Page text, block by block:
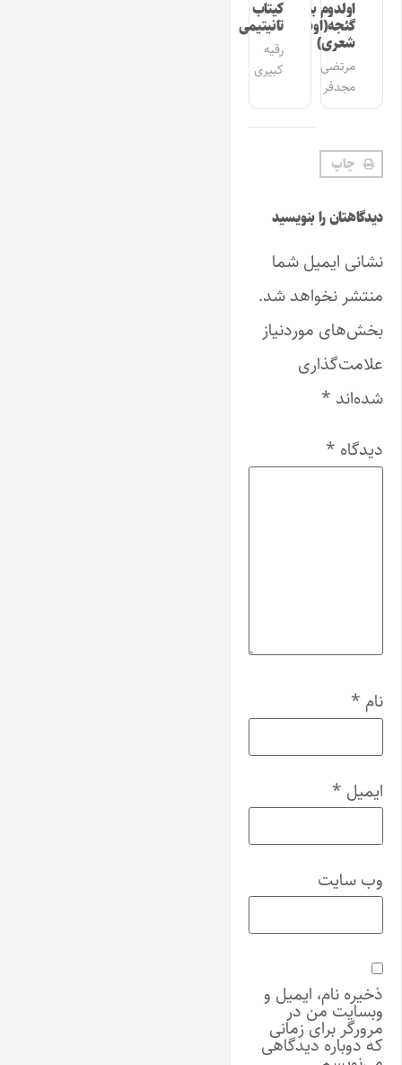
اولدوم بیر
گئجه(اوشاق
شعری)
مرتضی
مجدفر
کیتاب
تانیتیمی
رقیه
کبیری
چاپ
دیدگاهتان را بنویسید
نشانی ایمیل شما
منتشر نخواهد شد.
بخش‌های موردنیاز
علامت‌گذاری
شده‌اند *
دیدگاه *
نام *
ایمیل *
وب‌ سایت
ذخیره نام، ایمیل و
وبسایت من در
مرورگر برای زمانی
که دوباره دیدگاهی